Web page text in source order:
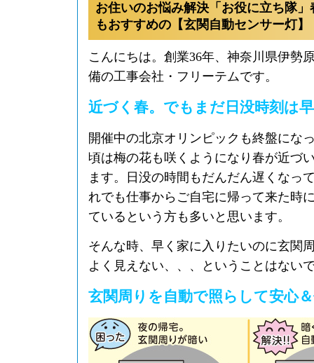
お住いのお悩み解決「お役に立ち隊
もおすすめの【玄関自動センサー灯】
こんにちは。創業36年、神奈川県伊勢
備の工事会社・フリーテムです。
近づく春。でもまだ日没時刻は
開催中の北京オリンピックも終盤にな
頃は梅の花も咲くようになり春が近づ
ます。日没の時間もだんだん遅くなっ
れでも仕事からご自宅に帰って来た時
ているという方も多いと思います。
そんな時、早く家に入りたいのに玄関
よく見えない、、、ということはない
玄関周りを自動で照らして安心